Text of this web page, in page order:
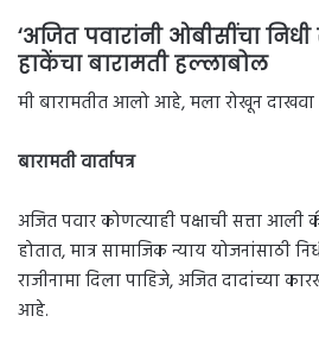
‘अजित पवारांनी ओबीसींचा
हाकेंचा बारामती हल्लाबोल
मी बारामतीत आलो आहे, मला रोखून
बारामती वार्तापत्र
अजित पवार कोणत्याही पक्षाची सत्ता आली
होतात, मात्र सामाजिक न्याय योजनांसाठी
राजीनामा दिला पाहिजे, अजित दादांच्या
आहे.